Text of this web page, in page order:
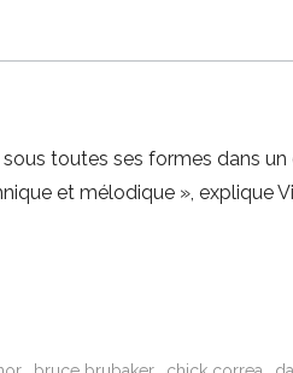
toutes ses formes dans un
et mélodique », explique